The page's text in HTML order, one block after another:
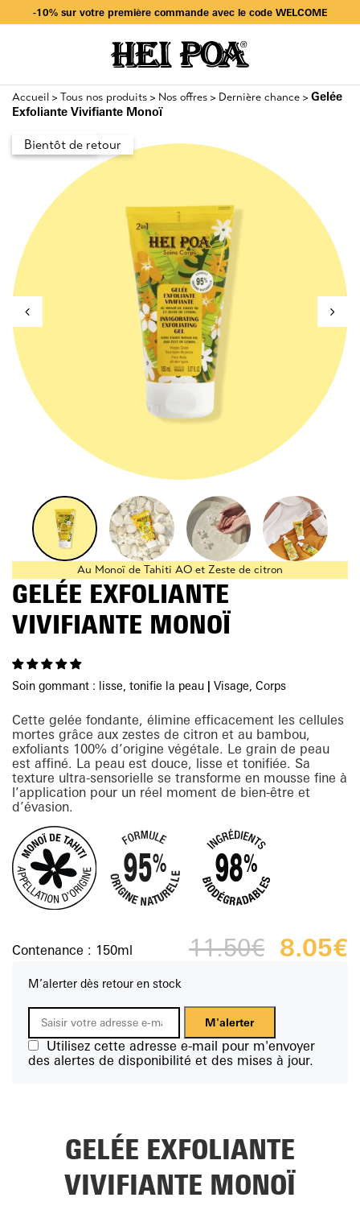
-10% sur votre première commande avec le code WELCOME
Livraison offerte dès 49€ d’achat en sélectionnant Mondial Relay
Accueil > Tous nos produits > Nos offres > Dernière chance > Gelée
Exfoliante Vivifiante Monoï
PROMO
Au Monoï de Tahiti AO et Zeste de citron
GELÉE EXFOLIANTE
VIVIFIANTE MONOÏ
Bientôt de retour
Soin gommant : lisse, tonifie la peau | Visage, Corps
Cette gelée fondante, élimine efficacement les cellules
mortes grâce aux zestes de citron et au bambou,
exfoliants 100% d’origine végétale. Le grain de peau
est affiné. La peau est douce, lisse et tonifiée. Sa
texture ultra-sensorielle se transforme en mousse fine à
l’application pour un réel moment de bien-être et
d’évasion.
11.50€
Le
prix
8.05€
Contenance : 150ml
M’alerter dès retour en stock
M'alerter
Utilisez cette adresse e-mail pour m'envoyer
des alertes de disponibilité et des mises à jour.
GELÉE EXFOLIANTE
VIVIFIANTE MONOÏ